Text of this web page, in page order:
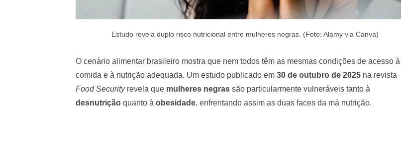
Estudo revela duplo risco nutricional entre mulheres negras. (Foto: Alamy via Canva)
O cenário alimentar brasileiro mostra que nem todos têm as mesmas condições de acesso à
comida e à nutrição adequada. Um estudo publicado em 30 de outubro de 2025 na revista
Food Securityrevela que mulheres negras são particularmente vulneráveis tanto à
desnutrição quanto à obesidade, enfrentando assim as duas faces da má nutrição.